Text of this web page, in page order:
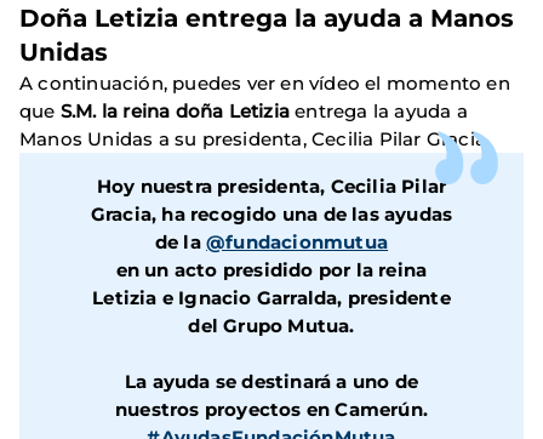
Doña Letizia entrega la ayuda a Manos
Unidas
A continuación, puedes ver en vídeo el momento en
que S.M. la reina doña Letizia entrega la ayuda a
Manos Unidas a su presidenta, Cecilia Pilar Gracia.
Hoy nuestra presidenta, Cecilia Pilar
Gracia, ha recogido una de las ayudas
de la@fundacionmutua
en un acto presidido por la reina
Letizia e Ignacio Garralda, presidente
del Grupo Mutua.
La ayuda se destinará a uno de
nuestros proyectos en Camerún.